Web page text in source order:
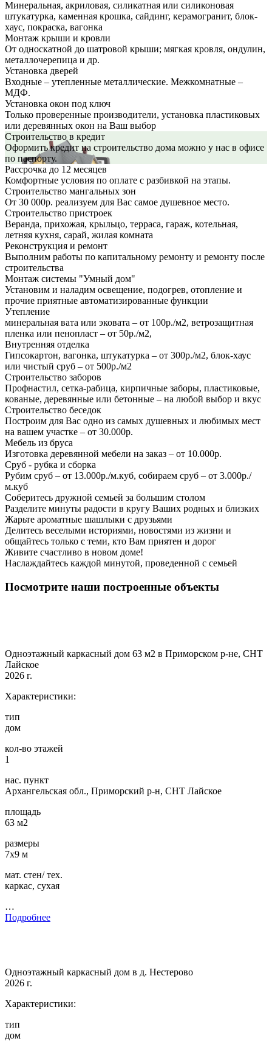
Минеральная, акриловая, силикатная или силиконовая
штукатурка, каменная крошка, сайдинг, керамогранит, блок-
хаус, покраска, вагонка
Монтаж крыши и кровли
От односкатной до шатровой крыши; мягкая кровля, ондулин,
металлочерепица и др.
Установка дверей
Входные – утепленные металлические. Межкомнатные –
МДФ.
Установка окон под ключ
Только проверенные производители, установка пластиковых
или деревянных окон на Ваш выбор
Строительство в кредит
Оформить кредит на строительство дома можно у нас в офисе
по паспорту.
Рассрочка до 12 месяцев
Комфортные условия по оплате с разбивкой на этапы.
Строительство мангальных зон
От 30 000р. реализуем для Вас самое душевное место.
Строительство пристроек
Веранда, прихожая, крыльцо, терраса, гараж, котельная,
летняя кухня, сарай, жилая комната
Реконструкция и ремонт
Выполним работы по капитальному ремонту и ремонту после
строительства
Монтаж системы "Умный дом"
Установим и наладим освещение, подогрев, отопление и
прочие приятные автоматизированные функции
Утепление
минеральная вата или эковата – от 100р./м2, ветрозащитная
пленка или пенопласт – от 50р./м2,
Внутренняя отделка
Гипсокартон, вагонка, штукатурка – от 300р./м2, блок-хаус
или чистый сруб – от 500р./м2
Строительство заборов
Профнастил, сетка-рабица, кирпичные заборы, пластиковые,
кованые, деревянные или бетонные – на любой выбор и вкус
Строительство беседок
Построим для Вас одно из самых душевных и любимых мест
на вашем участке – от 30.000р.
Мебель из бруса
Изготовка деревянной мебели на заказ – от 10.000р.
Сруб - рубка и сборка
Рубим сруб – от 13.000р./м.куб, собираем сруб – от 3.000р./
м.куб
Соберитесь дружной семьей за большим столом
Разделите минуты радости в кругу Ваших родных и близких
Жарьте ароматные шашлыки с друзьями
Делитесь веселыми историями, новостями из жизни и
общайтесь только с теми, кто Вам приятен и дорог
Живите счастливо в новом доме!
Наслаждайтесь каждой минутой, проведенной с семьей
Посмотрите наши построенные объекты
Одноэтажный каркасный дом 63 м2 в Приморском р-не, СНТ
Лайское
2026 г.
Характеристики:
тип
дом
кол-во этажей
1
нас. пункт
Архангельская обл., Приморский р-н, СНТ Лайское
площадь
63 м2
размеры
7х9 м
мат. стен/ тех.
каркас, сухая
…
Подробнее
Одноэтажный каркасный дом в д. Нестерово
2026 г.
Характеристики:
тип
дом